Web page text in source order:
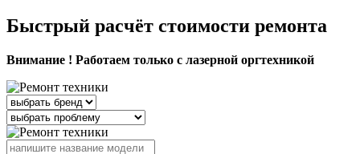
Быстрый расчёт стоимости ремонта
Внимание ! Работаем только с лазерной оргтехникой